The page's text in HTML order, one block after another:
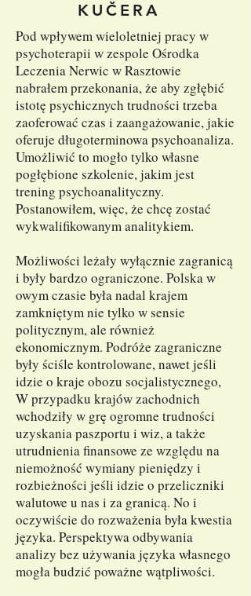
KUČERA
Pod wpływem wieloletniej pracy w
psychoterapii w zespole Ośrodka
Leczenia Nerwic w Rasztowie
nabrałem przekonania, że aby zgłębić
istotę psychicznych trudności trzeba
zaoferować czas i zaangażowanie, jakie
oferuje długoterminowa psychoanaliza.
Umożliwić to mogło tylko własne
pogłębione szkolenie, jakim jest
trening psychoanalityczny.
Postanowiłem, więc, że chcę zostać
wykwalifikowanym analitykiem.
Możliwości leżały wyłącznie zagranicą
i były bardzo ograniczone. Polska w
owym czasie była nadal krajem
zamkniętym nie tylko w sensie
politycznym, ale również
ekonomicznym. Podróże zagraniczne
były ściśle kontrolowane, nawet jeśli
idzie o kraje obozu socjalistycznego,
W przypadku krajów zachodnich
wchodziły w grę ogromne trudności
uzyskania paszportu i wiz, a także
utrudnienia finansowe ze względu na
niemożność wymiany pieniędzy i
rozbieżności jeśli idzie o przeliczniki
walutowe u nas i za granicą. No i
oczywiście do rozważenia była kwestia
języka. Perspektywa odbywania
analizy bez używania języka własnego
mogła budzić poważne wątpliwości.